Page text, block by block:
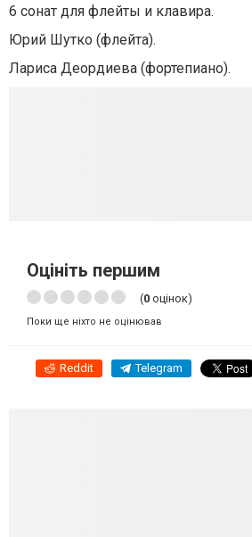
6 сонат для флейты и клавира.
Юрий Шутко (флейта).
Лариса Деордиева (фортепиано).
Оцініть першим
(0 оцінок)
Поки ще ніхто не оцінював
Reddit Telegram